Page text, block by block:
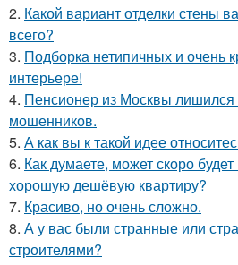
2. Какой вариант отделки стены
всего?
3. Подборка нетипичных и очень
интерьере!
4. Пенсионер из Москвы лишился
мошенников.
5. А как вы к такой идее
6. Как думаете, может скоро
хорошую дешёвую квартиру?
7. Красиво, но очень сложно.
8. А у вас были странные или
строителями?